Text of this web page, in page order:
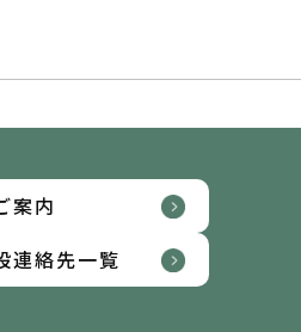
案内
連絡先一覧